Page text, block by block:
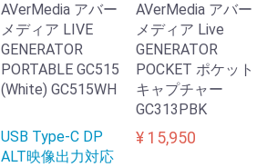
AVerMedia アバー
メディア LIVE
GENERATOR
PORTABLE GC515
(White) GC515WH
USB Type-C DP
ALT映像出力対応
AVerMedia アバー
メディア Live
GENERATOR
POCKET ポケット
キャプチャー
GC313PBK
¥ 15,950